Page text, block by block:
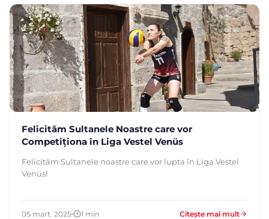
Felicităm Sultanele Noastre care vor
Competiționa în Liga Vestel Venüs
Felicităm Sultanele noastre care vor lupta în Liga Vestel
Venüs!
05 mart. 2025 1 min Citește mai mult